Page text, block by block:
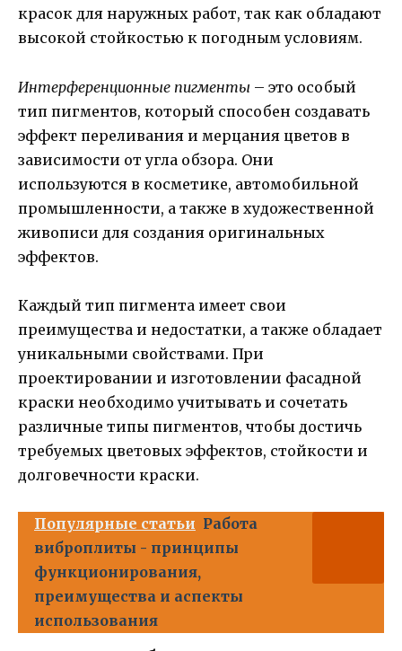
красок для наружных работ, так как обладают
высокой стойкостью к погодным условиям.
Интерференционные пигменты – это особый
тип пигментов, который способен создавать
эффект переливания и мерцания цветов в
зависимости от угла обзора. Они
используются в косметике, автомобильной
промышленности, а также в художественной
живописи для создания оригинальных
эффектов.
Каждый тип пигмента имеет свои
преимущества и недостатки, а также обладает
уникальными свойствами. При
проектировании и изготовлении фасадной
краски необходимо учитывать и сочетать
различные типы пигментов, чтобы достичь
требуемых цветовых эффектов, стойкости и
долговечности краски.
Популярные статьи Работа
виброплиты - принципы
функционирования,
преимущества и аспекты
использования